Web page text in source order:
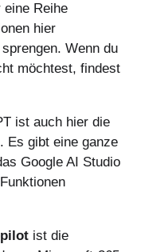
Reihe
hier
Wenn du
möchtest, findest
ist auch hier die
Es gibt eine ganze
Google AI Studio
ist die